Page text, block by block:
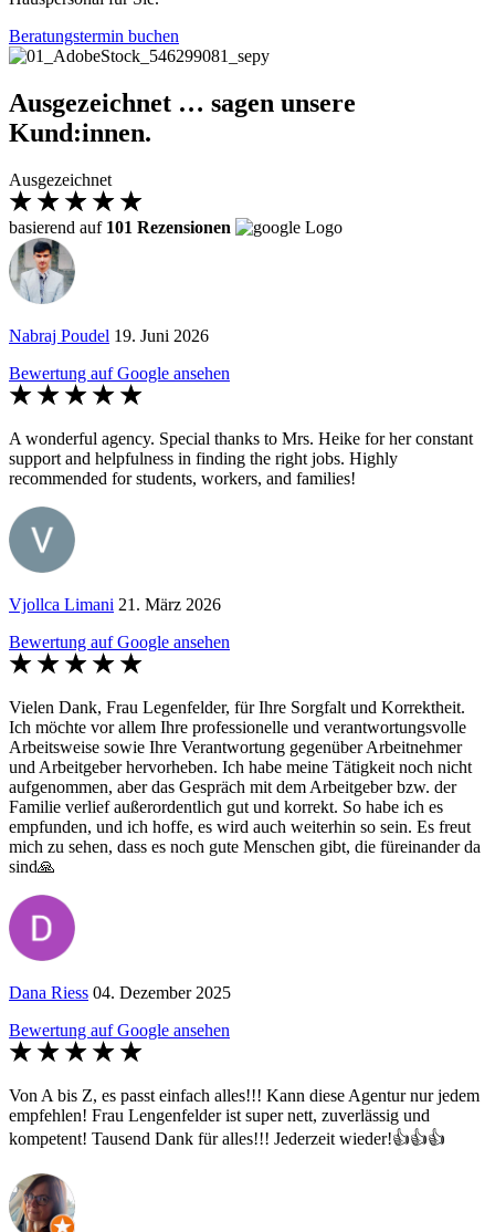
Beratungstermin buchen
Ausgezeichnet … sagen unsere
Kund:innen.
Ausgezeichnet
basierend auf 101 Rezensionen
Nabraj Poudel 19. Juni 2026
Bewertung auf Google ansehen
A wonderful agency. Special thanks to Mrs. Heike for her constant
support and helpfulness in finding the right jobs. Highly
recommended for students, workers, and families!
Vjollca Limani 21. März 2026
Bewertung auf Google ansehen
Vielen Dank, Frau Legenfelder, für Ihre Sorgfalt und Korrektheit.
Ich möchte vor allem Ihre professionelle und verantwortungsvolle
Arbeitsweise sowie Ihre Verantwortung gegenüber Arbeitnehmer
und Arbeitgeber hervorheben. Ich habe meine Tätigkeit noch nicht
aufgenommen, aber das Gespräch mit dem Arbeitgeber bzw. der
Familie verlief außerordentlich gut und korrekt. So habe ich es
empfunden, und ich hoffe, es wird auch weiterhin so sein. Es freut
mich zu sehen, dass es noch gute Menschen gibt, die füreinander da
sind🙏
Dana Riess 04. Dezember 2025
Bewertung auf Google ansehen
Von A bis Z, es passt einfach alles!!! Kann diese Agentur nur jedem
empfehlen! Frau Lengenfelder ist super nett, zuverlässig und
kompetent! Tausend Dank für alles!!! Jederzeit wieder!👍👍👍